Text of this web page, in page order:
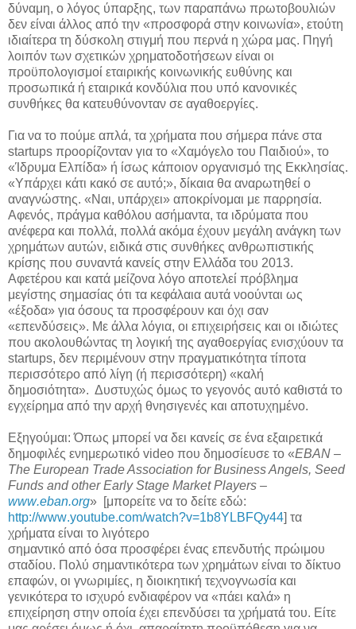
δύναμη, ο λόγος ύπαρξης, των παραπάνω πρωτοβουλιών
δεν είναι άλλος από την «προσφορά στην κοινωνία», ετούτη
ιδιαίτερα τη δύσκολη στιγμή που περνά η χώρα μας. Πηγή
λοιπόν των σχετικών χρηματοδοτήσεων είναι οι
προϋπολογισμοί εταιρικής κοινωνικής ευθύνης και
προσωπικά ή εταιρικά κονδύλια που υπό κανονικές
συνθήκες θα κατευθύνονταν σε αγαθοεργίες.
Για να το πούμε απλά, τα χρήματα που σήμερα πάνε στα
startups προορίζονταν για το «Χαμόγελο του Παιδιού», το
«Ίδρυμα Ελπίδα» ή ίσως κάποιον οργανισμό της Εκκλησίας.
«Υπάρχει κάτι κακό σε αυτό;», δίκαια θα αναρωτηθεί ο
αναγνώστης. «Ναι, υπάρχει» αποκρίνομαι με παρρησία.
Αφενός, πράγμα καθόλου ασήμαντα, τα ιδρύματα που
ανέφερα και πολλά, πολλά ακόμα έχουν μεγάλη ανάγκη των
χρημάτων αυτών, ειδικά στις συνθήκες ανθρωπιστικής
κρίσης που συναντά κανείς στην Ελλάδα του 2013.
Αφετέρου και κατά μείζονα λόγο αποτελεί πρόβλημα
μεγίστης σημασίας ότι τα κεφάλαια αυτά νοούνται ως
«έξοδα» για όσους τα προσφέρουν και όχι σαν
«επενδύσεις». Με άλλα λόγια, οι επιχειρήσεις και οι ιδιώτες
που ακολουθώντας τη λογική της αγαθοεργίας ενισχύουν τα
startups, δεν περιμένουν στην πραγματικότητα τίποτα
περισσότερο από λίγη (ή περισσότερη) «καλή
δημοσιότητα». Δυστυχώς όμως το γεγονός αυτό καθιστά το
εγχείρημα από την αρχή θνησιγενές και αποτυχημένο.
Εξηγούμαι: Όπως μπορεί να δει κανείς σε ένα εξαιρετικά
δημοφιλές ενημερωτικό video που δημοσίευσε το «EBAN –
The European TradeAssociation for BusinessAngels, Seed
Funds and other Early Stage Market Players –
www.eban.org» [μπορείτε να το δείτε εδώ:
http://www.youtube.com/watch?v=1b8YLBFQy44] τα
χρήματα είναι το λιγότερο
σημαντικό από όσα προσφέρει ένας επενδυτής πρώιμου
σταδίου. Πολύ σημαντικότερα των χρημάτων είναι το δίκτυο
επαφών, οι γνωριμίες, η διοικητική τεχνογνωσία και
γενικότερα το ισχυρό ενδιαφέρον να «πάει καλά» η
επιχείρηση στην οποία έχει επενδύσει τα χρήματά του. Είτε